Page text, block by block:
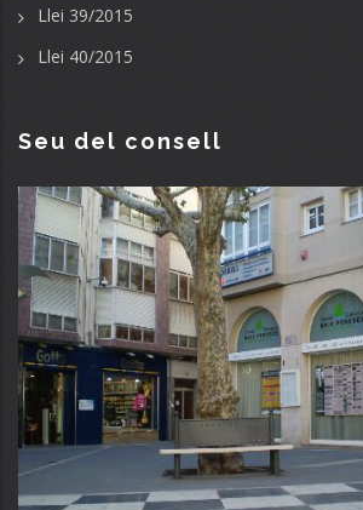
Llei 39/2015
Llei 40/2015
Seu del consell